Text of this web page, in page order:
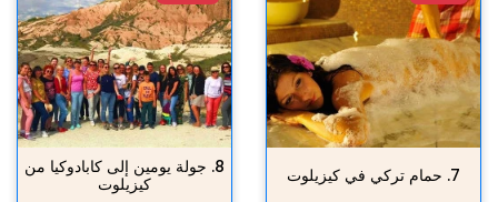
7. حمام تركي في كيزيلوت
8. جولة يومين إلى كابادوكيا من
كيزيلوت